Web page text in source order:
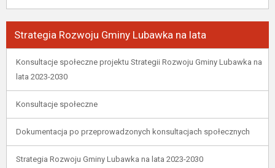
Strategia Rozwoju Gminy Lubawka na lata
Konsultacje społeczne projektu Strategii Rozwoju Gminy Lubawka na
lata 2023-2030
Konsultacje społeczne
Dokumentacja po przeprowadzonych konsultacjach społecznych
Strategia Rozwoju Gminy Lubawka na lata 2023-2030